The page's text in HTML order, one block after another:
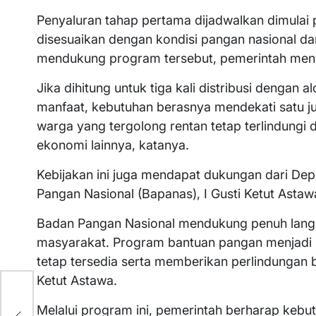
Penyaluran tahap pertama dijadwalkan
disesuaikan dengan kondisi pangan nasional
mendukung program tersebut, pemerintah
Jika dihitung untuk tiga kali distribusi dengan
manfaat, kebutuhan berasnya mendekati satu
warga yang tergolong rentan tetap terlindungi
ekonomi lainnya, katanya.
Kebijakan ini juga mendapat dukungan dari
Pangan Nasional (Bapanas), I Gusti Ketut
Badan Pangan Nasional mendukung penuh
masyarakat. Program bantuan pangan
tetap tersedia serta memberikan perlindungan
Ketut Astawa.
Melalui program ini, pemerintah berharap